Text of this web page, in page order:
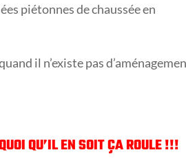
piétonnes de chaussée en
il n’existe pas
QU’IL EN SOIT ÇA ROULE !!!